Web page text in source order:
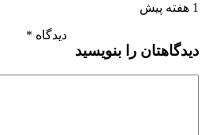
1 هفته پیش
دیدگاهتان را بنویسید
دیدگاه *